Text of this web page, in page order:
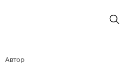
Автор